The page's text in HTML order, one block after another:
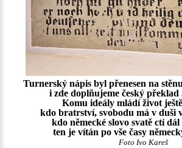
Turnerský nápis byl přenesen na
i zde doplňujeme český překlad
Komu ideály mládí život
kdo bratrství, svobodu má v duši
kdo německé slovo svatě ctí
ten je vítán po vše časy
Foto Ivo Kareš